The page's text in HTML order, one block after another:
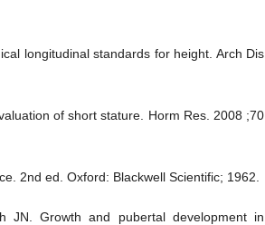
longitudinal standards for height. Arch Dis
of short stature. Horm Res. 2008 ;70
2nd ed. Oxford: Blackwell Scientific; 1962.
JN. Growth and pubertal development in